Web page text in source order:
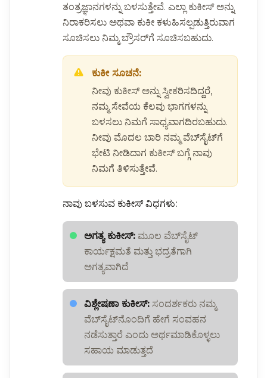
ತಂತ್ರಜ್ಞಾನಗಳನ್ನು ಬಳಸುತ್ತೇವೆ. ಎಲ್ಲಾ ಕುಕೀಸ್ ಅನ್ನು
ನಿರಾಕರಿಸಲು ಅಥವಾ ಕುಕೀ ಕಳುಹಿಸಲ್ಪಡುತ್ತಿರುವಾಗ
ಸೂಚಿಸಲು ನಿಮ್ಮ ಬ್ರೌಸರ್‌ಗೆ ಸೂಚಿಸಬಹುದು.
ಕುಕೀ ಸೂಚನೆ:
ನೀವು ಕುಕೀಸ್ ಅನ್ನು ಸ್ವೀಕರಿಸದಿದ್ದರೆ,
ನಮ್ಮ ಸೇವೆಯ ಕೆಲವು ಭಾಗಗಳನ್ನು
ಬಳಸಲು ನಿಮಗೆ ಸಾಧ್ಯವಾಗದಿರಬಹುದು.
ನೀವು ಮೊದಲ ಬಾರಿ ನಮ್ಮ ವೆಬ್‌ಸೈಟ್‌ಗೆ
ಭೇಟಿ ನೀಡಿದಾಗ ಕುಕೀಸ್ ಬಗ್ಗೆ ನಾವು
ನಿಮಗೆ ತಿಳಿಸುತ್ತೇವೆ.
ನಾವು ಬಳಸುವ ಕುಕೀಸ್ ವಿಧಗಳು:
ಅಗತ್ಯ ಕುಕೀಸ್: ಮೂಲ ವೆಬ್‌ಸೈಟ್
ಕಾರ್ಯಕ್ಷಮತೆ ಮತ್ತು ಭದ್ರತೆಗಾಗಿ
ಅಗತ್ಯವಾಗಿದೆ
ವಿಶ್ಲೇಷಣಾ ಕುಕೀಸ್: ಸಂದರ್ಶಕರು ನಮ್ಮ
ವೆಬ್‌ಸೈಟ್‌ನೊಂದಿಗೆ ಹೇಗೆ ಸಂವಹನ
ನಡೆಸುತ್ತಾರೆ ಎಂದು ಅರ್ಥಮಾಡಿಕೊಳ್ಳಲು
ಸಹಾಯ ಮಾಡುತ್ತದೆ